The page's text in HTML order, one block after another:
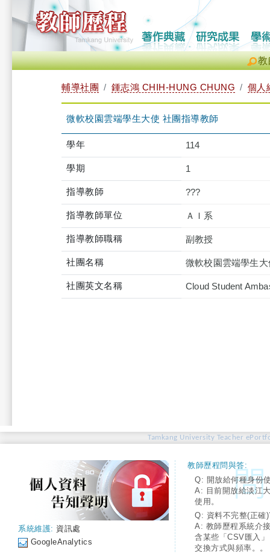
教
輔導社團 鍾志鴻 CHIH-HUNG CHUNG 個人
微軟校園雲端學生大使 社團指導教師
學年 114
學期 1
指導教師 ???
指導教師單位 ＡＩ系
指導教師職稱 副教授
社團名稱 微軟校園雲端學生大
社團英文名稱 Cloud Student
Tamkang University Teacher
系統維護: 資訊處
GoogleAnalytics
教師歷程問與答:
Q: 開放給何種身份
A: 目前開放給淡江
使用。
Q: 資料不完整(正確
A: 教師歷程系統介
含某些「CSV匯入
交換方式與頻率。。